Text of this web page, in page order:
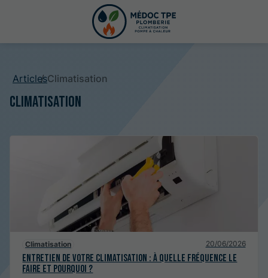
ArticlesClimatisation
Climatisation
Climatisation 20/06/2026
Entretien de votre climatisation : à quelle fréquence le
faire et pourquoi ?